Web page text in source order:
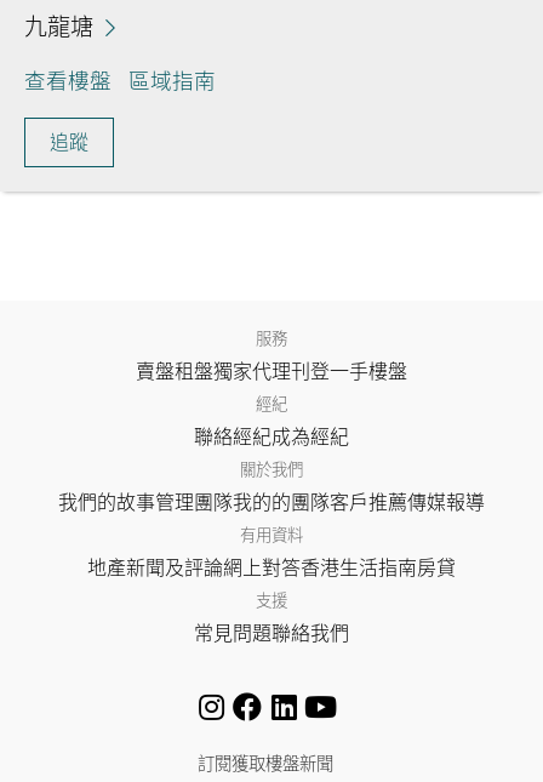
九龍塘
查看樓盤 區域指南
追蹤
服務
賣盤租盤獨家代理刊登一手樓盤
經紀
聯絡經紀成為經紀
關於我們
我們的故事管理團隊我的的團隊客戶推薦傳媒報導
有用資料
地產新聞及評論網上對答香港生活指南房貸
支援
常見問題聯絡我們
訂閱獲取樓盤新聞